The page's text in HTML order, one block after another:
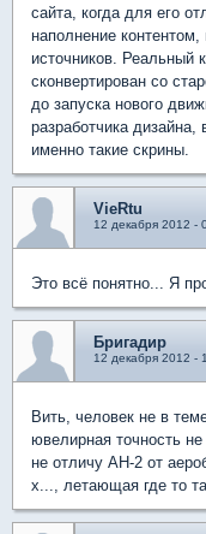
сайта, когда для его
наполнение
источников. Реальный
сконвертирован со
до запуска нового
разработчика
именно такие скрины.
VieRtu
12 декабря 2012 -
Это всё понятно... Я
Бригадир
12 декабря 2012 -
Вить, человек не в
ювелирная точность
не отличу АН-2 от
х..., летающая где то